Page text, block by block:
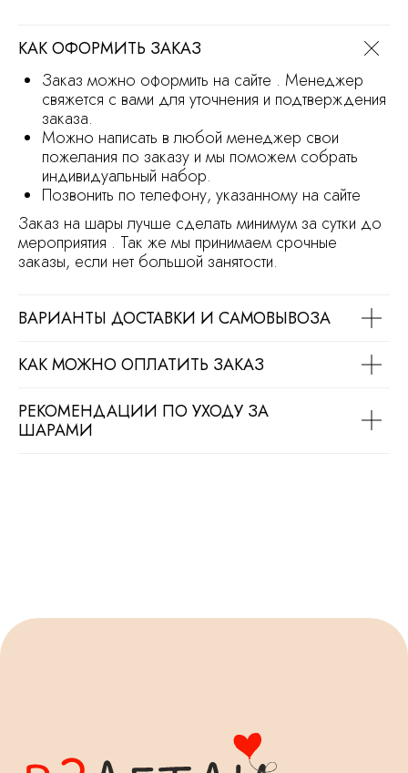
КАК ОФОРМИТЬ ЗАКАЗ
Заказ можно оформить на сайте . Менеджер
свяжется с вами для уточнения и подтверждения
заказа.
Можно написать в любой менеджер свои
пожелания по заказу и мы поможем собрать
индивидуальный набор.
Позвонить по телефону, указанному на сайте
Заказ на шары лучше сделать минимум за сутки до
мероприятия . Так же мы принимаем срочные
заказы, если нет большой занятости.
ВАРИАНТЫ ДОСТАВКИ И САМОВЫВОЗА
КАК МОЖНО ОПЛАТИТЬ ЗАКАЗ
РЕКОМЕНДАЦИИ ПО УХОДУ ЗА
ШАРАМИ